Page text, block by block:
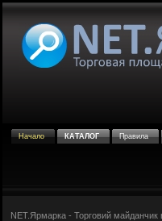
Начало КАТАЛОГ Правила
NET.Ярмарка - Торговий майданчик